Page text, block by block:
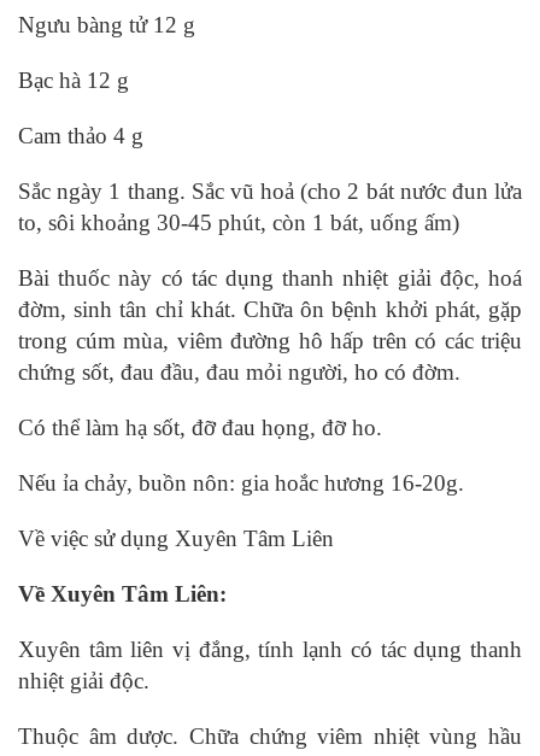
Ngưu bàng tử 12 g
Bạc hà 12 g
Cam thảo 4 g
Sắc ngày 1 thang. Sắc vũ hoả (cho 2 bát nước đun lửa
to, sôi khoảng 30-45 phút, còn 1 bát, uống ấm)
Bài thuốc này có tác dụng thanh nhiệt giải độc, hoá
đờm, sinh tân chỉ khát. Chữa ôn bệnh khởi phát, gặp
trong cúm mùa, viêm đường hô hấp trên có các triệu
chứng sốt, đau đầu, đau mỏi người, ho có đờm.
Có thể làm hạ sốt, đỡ đau họng, đỡ ho.
Nếu ỉa chảy, buồn nôn: gia hoắc hương 16-20g.
Về việc sử dụng Xuyên Tâm Liên
Về Xuyên Tâm Liên:
Xuyên tâm liên vị đắng, tính lạnh có tác dụng thanh
nhiệt giải độc.
Thuộc âm dược. Chữa chứng viêm nhiệt vùng hầu